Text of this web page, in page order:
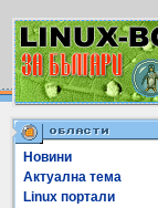
Новини
Актуална тема
Linux портали